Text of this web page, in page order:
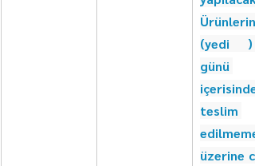
(yedi
günü
içerisinde
teslim
üzerine